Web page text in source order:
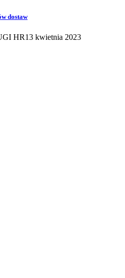
dostaw
HR13 kwietnia 2023